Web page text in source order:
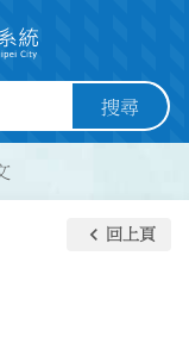
搜尋
keyboard_arrow_left 回上頁